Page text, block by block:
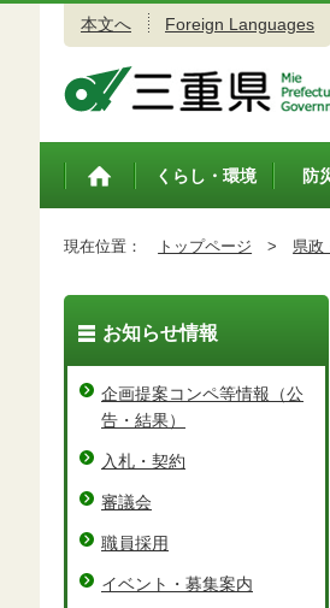
本文へ Foreign Languages
トップペ
くらし・環境 防
現在位置： トップページ > 県政
お知らせ情報
企画提案コンペ等情報（公
告・結果）
入札・契約
審議会
職員採用
イベント・募集案内